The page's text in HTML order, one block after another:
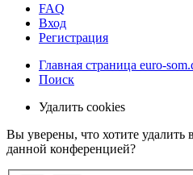
FAQ
Вход
Регистрация
Главная страница euro-
Поиск
Удалить cookies
Вы уверены, что хотите удалить
данной конференцией?